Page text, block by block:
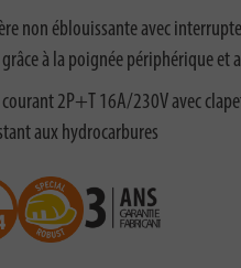
non éblouissante avec
à la poignée périphérique et
2P+T 16A/230V avec
aux hydrocarbures